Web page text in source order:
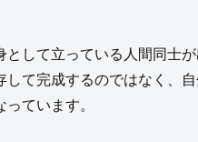
として立っている人間同士
して完成するのではなく、
ています。